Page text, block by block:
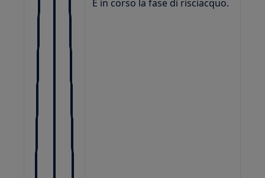
È in corso la fase di risciacquo.